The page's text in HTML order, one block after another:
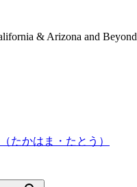
& Arizona and Beyond
たかはま・たとう）